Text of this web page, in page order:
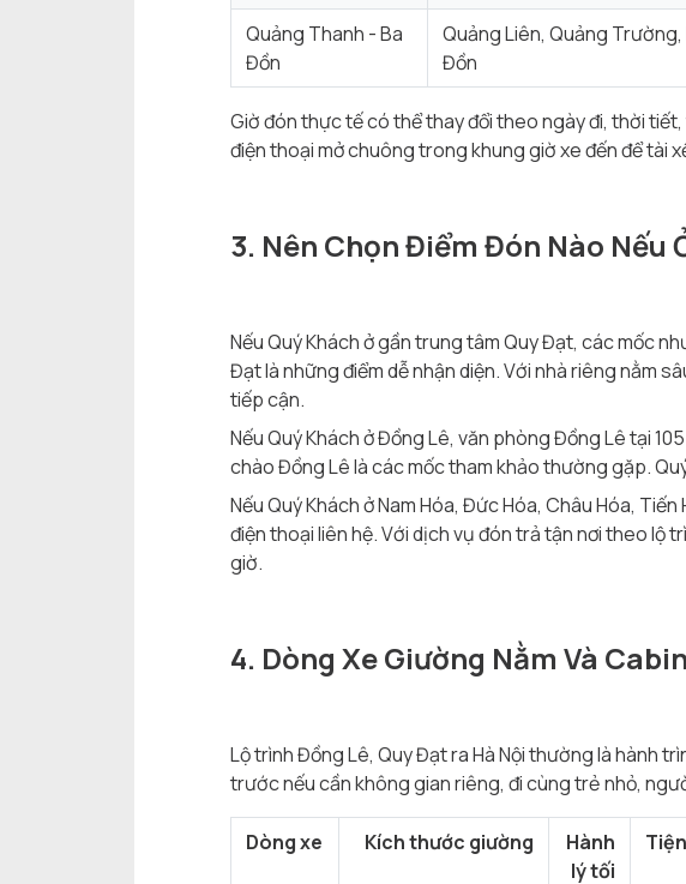
Quảng Thanh - Ba
Đồn
Quảng Liên, Quảng
Đồn
Giờ đón thực tế có thể thay đổi theo ngày đi, thời
điện thoại mở chuông trong khung giờ xe đến để tài
3. Nên Chọn Điểm Đón Nào Nếu
Nếu Quý Khách ở gần trung tâm Quy Đạt, các mốc
Đạt là những điểm dễ nhận diện. Với nhà riêng nằm
tiếp cận.
Nếu Quý Khách ở Đồng Lê, văn phòng Đồng Lê tại
chào Đồng Lê là các mốc tham khảo thường gặp.
Nếu Quý Khách ở Nam Hóa, Đức Hóa, Châu Hóa,
điện thoại liên hệ. Với dịch vụ đón trả tận nơi theo lộ
giờ.
4. Dòng Xe Giường Nằm Và
Lộ trình Đồng Lê, Quy Đạt ra Hà Nội thường là hành
trước nếu cần không gian riêng, đi cùng trẻ nhỏ,
Dòng xe Kích thước giường
Hành
lý tối